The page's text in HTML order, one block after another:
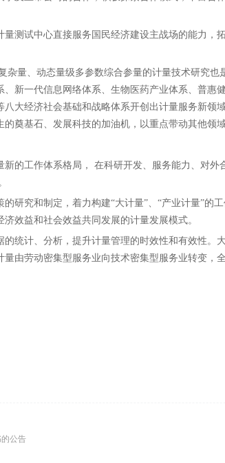
测试中心直接服务国民经济建设主战场的能力，
量、动态量级多参数综合参量的计量技术研究也
新一代信息网络体系、生物医药产业体系、普惠
大经济社会基础和战略体系开创出计量服务新领
奠基石、发展科技的加油机，以重点带动其他领域
的工作体系格局， 在科研开发、服务能力、对外
研究和制定，着力构建“大计量”、“产业计量”的
效益和社会效益共同发展的计量发展模式。
统计、分析，提升计量管理的时效性和有效性。
由劳动密集型服务业向技术密集型服务业转变，
公告